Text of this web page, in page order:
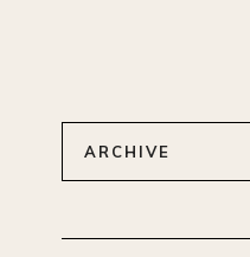
ARCHIVE